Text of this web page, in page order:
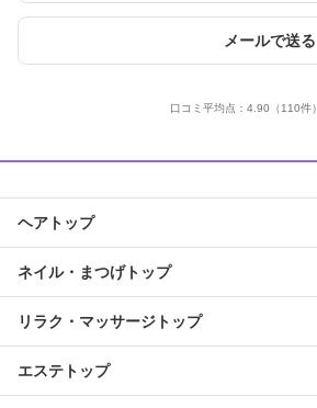
メールで送る
口コミ平均点： 4.90 （110件）
ヘアトップ
ネイル・まつげトップ
リラク・マッサージトップ
エステトップ